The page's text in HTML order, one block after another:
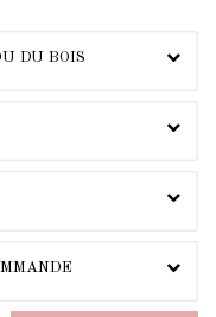
DU BOIS